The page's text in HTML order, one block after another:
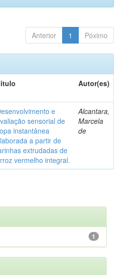
Anterior 1 Póximo
Autor(es)
e
sensorial de
instantânea
a partir de
extrudadas de
vermelho integral.
Alcantara,
Marcela
de
1